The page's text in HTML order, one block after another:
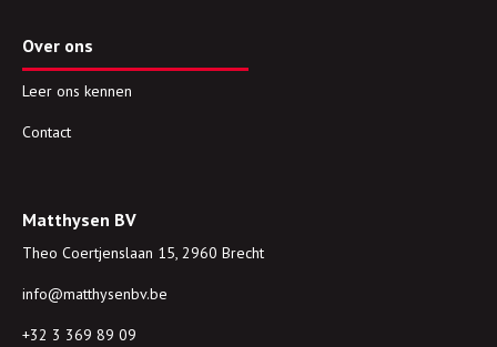
Over ons
Leer ons kennen
Contact
Matthysen BV
Theo Coertjenslaan 15, 2960 Brecht
info@matthysenbv.be
+32 3 369 89 09